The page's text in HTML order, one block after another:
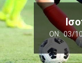
Navigation
Menu
ON: 03/